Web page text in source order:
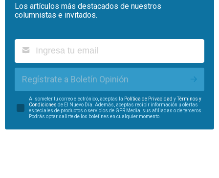
Los artículos más destacados de nuestros
columnistas e invitados.
Regístrate a Boletín Opinión
Al someter tu correo electrónico, aceptas la Política de Privacidad yTérminos y
Condiciones de El Nuevo Día. Además, aceptas recibir información u ofertas
especiales de productos o servicios de GFR Media, sus afiliadas o de terceros.
Podrás optar salirte de los boletines en cualquier momento.